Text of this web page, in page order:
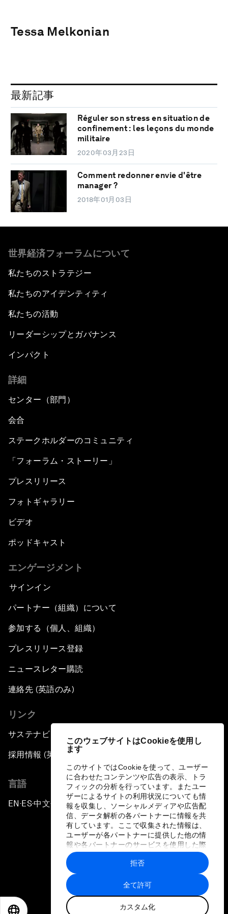
このウェブサイトはCookieを使用し
ます
このサイトではCookieを使って、ユーザー
に合わせたコンテンツや広告の表示、トラ
フィックの分析を行っています。またユー
ザーによるサイトの利用状況についても情
報を収集し、ソーシャルメディアや広告配
信、データ解析の各パートナーに情報を共
有しています。ここで収集された情報は、
ユーザーが各パートナーに提供した他の情
報や各パートナーのサービスを使用した際
に収集された情報と組み合わされ、各パー
トナーによって使用されることがありま
す。
全て許可
カスタム化
拒否
Tessa Melkonian
最新記事
Réguler son stress en situation de
confinement : les leçons du monde
militaire
2020年03月23日
Comment redonner envie d'être
manager ?
2018年01月03日
世界経済フォーラムについて
私たちのストラテジー
私たちのアイデンティティ
私たちの活動
リーダーシップとガバナンス
インパクト
詳細
センター（部門）
会合
ステークホルダーのコミュニティ
「フォーラム・ストーリー」
プレスリリース
フォトギャラリー
ビデオ
ポッドキャスト
エンゲージメント
サインイン
パートナー（組織）について
参加する（個人、組織）
プレスリリース登録
ニュースレター購読
連絡先 (英語のみ)
リンク
サステナビリティへの取り組み
採用情報 (英語のみ)
言語
EN ▪ES▪中文▪ 日本語
プライバシーポリシーと利用規約
サイトマップ
©
世界経済フォーラム